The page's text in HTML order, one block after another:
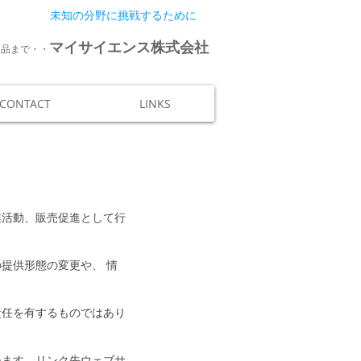
未知の分野に挑戦するために
まで・・ マイサイエンス株式会社
LINKS
動、販売促進として行
供形態の変更や、 情
を有するものではあり